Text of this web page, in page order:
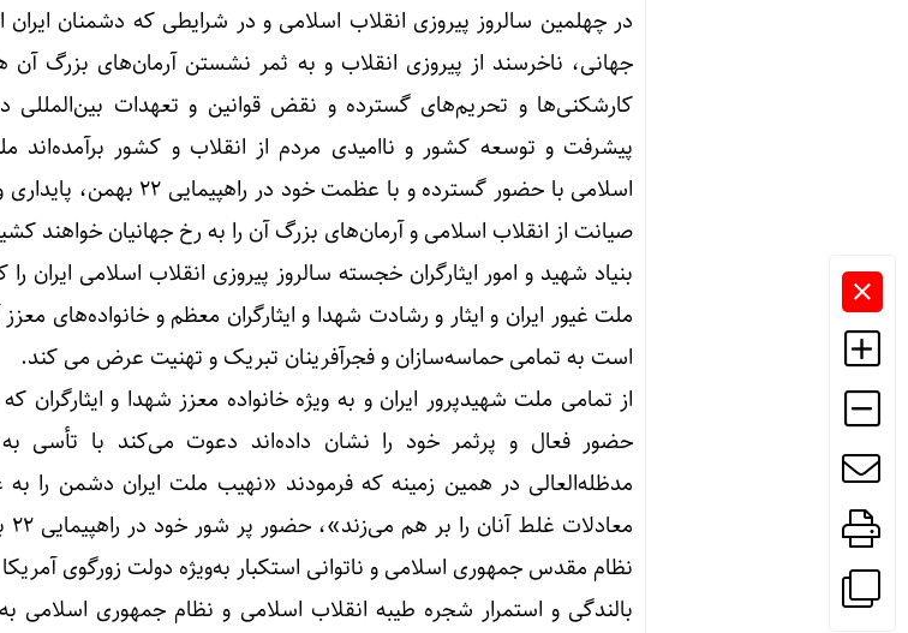
در چهلمین سالروز پیروزی انقلاب اسلامی و در شرایطی که دشمنان
جهانی، ناخرسند از پیروزی انقلاب و به ثمر نشستن آرمان‌های بزرگ آن
کارشکنی‌ها و تحریم‌های گسترده و نقض قوانین و تعهدات بین‌المللی
پیشرفت و توسعه کشور و ناامیدی مردم از انقلاب و کشور برآمده‌اند
اسلامی با حضور گسترده و با
صیانت از انقلاب اسلامی و آرمان‌های بزرگ آن را به رخ جهانیان خواهند
بنیاد شهید و امور ایثارگران خجسته سالروز پیروزی انقلاب اسلامی ایران
ملت غیور ایران و ایثار و رشادت شهدا و ایثارگران معظم و خانواده‌های
است به تمامی حماسه‌سازان و فجرآفرینان تبریک و تهنیت عرض می کند.
از تمامی ملت شهیدپرور ایران و به ویژه خانواده معزز شهدا و
حضور فعال و پرثمر خود را نشان داده‌اند دعوت می‌کند با تأسی
مدظله‌العالی در همین زمینه که فرمودند «نهیب ملت ایران دشمن را
نظام مقدس جمهوری اسلامی و ناتوانی استکبار به‌ویژه دولت زورگوی
بالندگی و استمرار شجره طیبه انقلاب اسلامی و نظام جمهوری اسلامی